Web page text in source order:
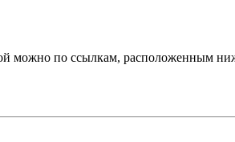
можно по ссылкам, расположенным